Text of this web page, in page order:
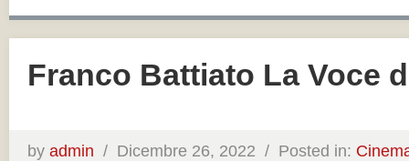
Franco Battiato La Voce
by admin / Dicembre 26, 2022 / Posted in: